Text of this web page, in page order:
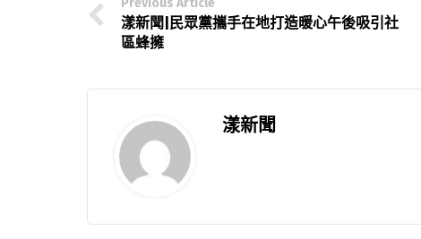
漾新聞|民眾黨攜手在地打造暖心午後吸引社
區蜂擁
漾新聞